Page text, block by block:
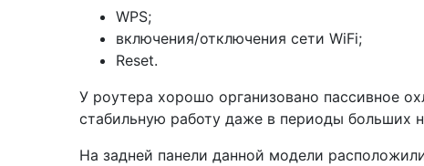
WPS;
включения/отключения сети WiFi;
Reset.
У роутера хорошо организовано пассивное
стабильную работу даже в периоды больших
На задней панели данной модели